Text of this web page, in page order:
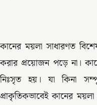
কানের ময়লা সাধারণত
করার প্রয়োজন পড়ে না।
নিঃসৃত হয়। যা কিনা
প্রাকৃতিকভাবেই কানের